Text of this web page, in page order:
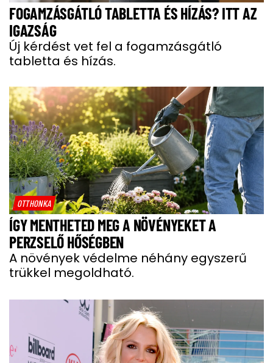
FOGAMZÁSGÁTLÓ TABLETTA ÉS HÍZÁS? ITT AZ
IGAZSÁG
Új kérdést vet fel a fogamzásgátló
tabletta és hízás.
OTTHONKA
ÍGY MENTHETED MEG A NÖVÉNYEKET A
PERZSELŐ HŐSÉGBEN
A növények védelme néhány egyszerű
trükkel megoldható.